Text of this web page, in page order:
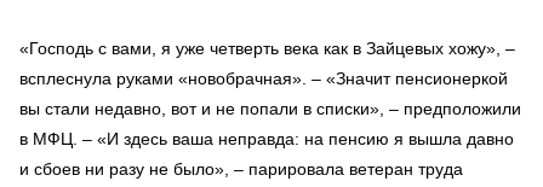
«Господь с вами, я уже четверть века как в Зайцевых хожу», –
всплеснула руками «новобрачная». – «Значит пенсионеркой
вы стали недавно, вот и не попали в списки», – предположили
в МФЦ. – «И здесь ваша неправда: на пенсию я вышла давно
и сбоев ни разу не было», – парировала ветеран труда